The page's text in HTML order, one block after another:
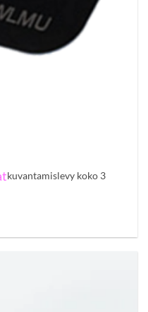
kuvantamislevy koko 3